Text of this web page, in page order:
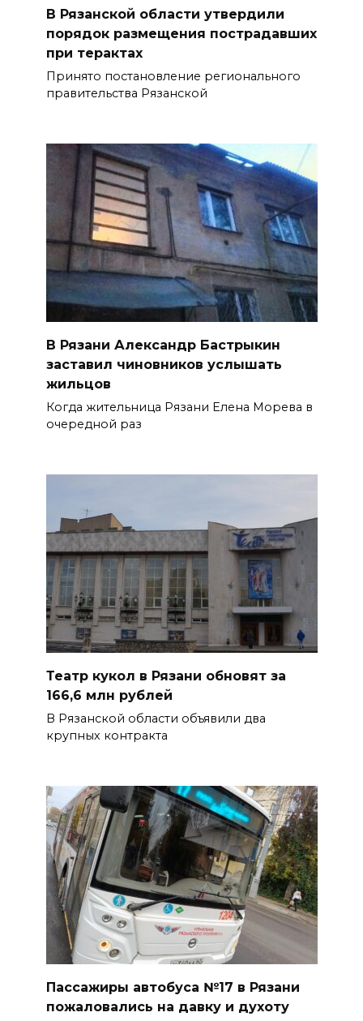
В Рязанской области утвердили
порядок размещения пострадавших
при терактах
Принято постановление регионального
правительства Рязанской
В Рязани Александр Бастрыкин
заставил чиновников услышать
жильцов
Когда жительница Рязани Елена Морева в
очередной раз
Театр кукол в Рязани обновят за
166,6 млн рублей
В Рязанской области объявили два
крупных контракта
Пассажиры автобуса №17 в Рязани
пожаловались на давку и духоту